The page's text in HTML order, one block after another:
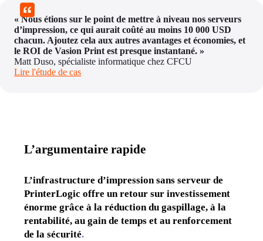
« Nous étions sur le point de mettre à niveau nos serveurs
d’impression, ce qui aurait coûté au moins 10 000 USD
chacun. Ajoutez cela aux autres avantages et économies, et
le ROI de Vasion Print est presque instantané. »
Matt Duso, spécialiste informatique chez CFCU
Lire l'étude de cas
L’argumentaire rapide
L’infrastructure d’impression sans serveur de
PrinterLogic offre un retour sur investissement
énorme grâce à la réduction du gaspillage, à la
rentabilité, au gain de temps et au renforcement
de la sécurité.